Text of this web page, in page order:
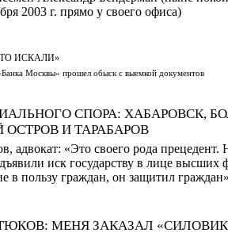
2003 г. прямо у своего офиса)
ИСКАЛИ»
Москвы» прошел обыск с выемкой документов
СПОРА: ХАБАРОВСК,
И ТАРАБАРОВ
адвокат: «Это своего рода
иск государству в лице высших
в пользу граждан, он защитил
МЕНЯ ЗАКАЗАЛ